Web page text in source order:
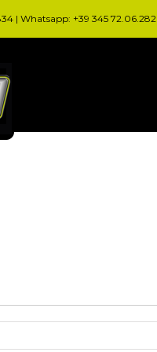
| Whatsapp: +39 345 72.06.282